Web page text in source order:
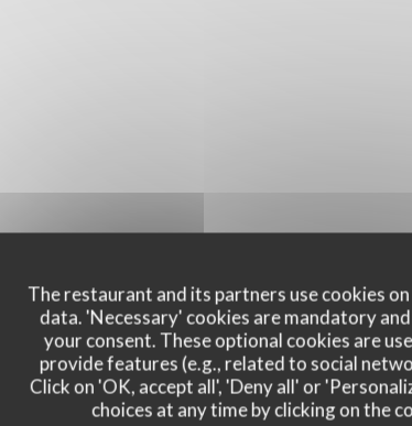
The restaurant and its partners use cookies
data. 'Necessary' cookies are mandatory
your consent. These optional cookies are
provide features (e.g., related to social
Click on 'OK, accept all', 'Deny all' or
choices at any time by clicking on the